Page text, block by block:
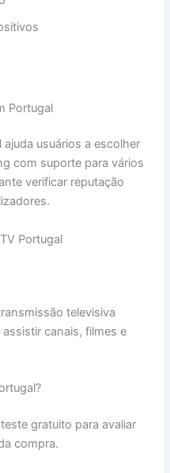
Portugal
ajuda usuários a escolher
com suporte para vários
verificar reputação
Portugal
televisiva
canais, filmes e
gratuito para avaliar
compra.